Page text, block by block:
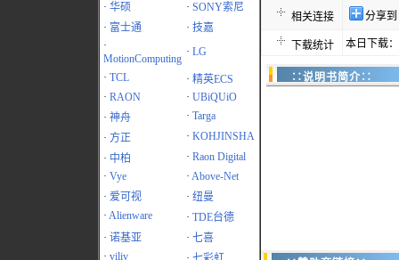
· 华硕 · SONY索尼
· 富士通 · 技嘉
·
MotionComputing
· LG
· TCL · 精英ECS
· RAON · UBiQUiO
· 神舟 · Targa
· 方正 · KOHJINSHA
· 中柏 · Raon Digital
· Vye · Above-Net
· 爱可视 · 纽曼
· Alienware · TDE台德
· 诺基亚 · 七喜
· viliv
相关连接 分享
下载统计 本日下载
∷说明书简介∷